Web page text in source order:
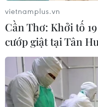
Tuyển thủ Indonesia cúi
đầu thành khẩn xin lỗi
người hâm mộ xứ vạn
vietnamplus.vn
Cần Thơ: Khởi tố
cướp giật tại Tân